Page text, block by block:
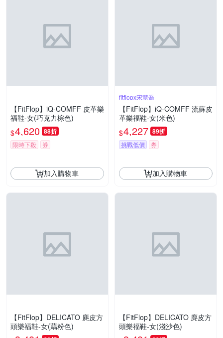
【FitFlop】iQ-COMFF 皮革樂
福鞋-女(巧克力棕色)
$4,620 88折
限時下殺 券
加入購物車
fitflopx宋慧喬
【FitFlop】iQ-COMFF 流蘇皮
革樂福鞋-女(米色)
$4,227 89折
挑戰低價 券
加入購物車
【FitFlop】DELICATO 麂皮方
頭樂福鞋-女(藕粉色)
【FitFlop】DELICATO 麂皮方
頭樂福鞋-女(淺沙色)